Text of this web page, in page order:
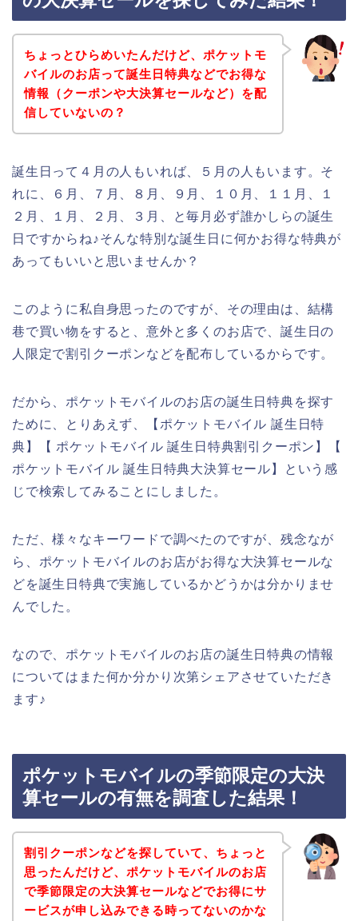
ちょっとひらめいたんだけど、ポケットモ
バイルのお店って誕生日特典などでお得な
情報（クーポンや大決算セールなど）を配
信していないの？
誕生日って４月の人もいれば、５月の人もいます。そ
れに、６月、７月、８月、９月、１０月、１１月、１
２月、１月、２月、３月、と毎月必ず誰かしらの誕生
日ですからね♪そんな特別な誕生日に何かお得な特典が
あってもいいと思いませんか？
このように私自身思ったのですが、その理由は、結構
巷で買い物をすると、意外と多くのお店で、誕生日の
人限定で割引クーポンなどを配布しているからです。
だから、ポケットモバイルのお店の誕生日特典を探す
ために、とりあえず、【ポケットモバイル 誕生日特
典】【 ポケットモバイル 誕生日特典割引クーポン】【
ポケットモバイル 誕生日特典大決算セール】という感
じで検索してみることにしました。
ただ、様々なキーワードで調べたのですが、残念なが
ら、ポケットモバイルのお店がお得な大決算セールな
どを誕生日特典で実施しているかどうかは分かりませ
んでした。
なので、ポケットモバイルのお店の誕生日特典の情報
についてはまた何か分かり次第シェアさせていただき
ます♪
ポケットモバイルの季節限定の大決
算セールの有無を調査した結果！
割引クーポンなどを探していて、ちょっと
思ったんだけど、ポケットモバイルのお店
で季節限定の大決算セールなどでお得にサ
ービスが申し込みできる時ってないのかな